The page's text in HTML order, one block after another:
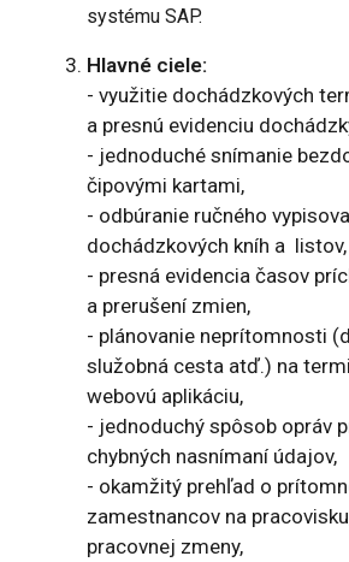
systému SAP.
Hlavné ciele:
- využitie dochádzkových
a presnú evidenciu
- jednoduché snímanie
čipovými kartami,
- odbúranie ručného
dochádzkových kníh a listov,
- presná evidencia časov
a prerušení zmien,
- plánovanie neprítomnosti
služobná cesta atď.) na
webovú aplikáciu,
- jednoduchý spôsob opráv
chybných nasnímaní údajov,
- okamžitý prehľad o
zamestnancov na
pracovnej zmeny,